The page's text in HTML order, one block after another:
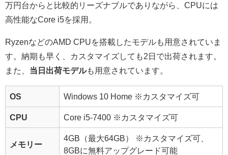
万円台からと比較的リーズナブルでありながら、CPUには
高性能なCore i5を採用。
RyzenなどのAMD CPUを搭載したモデルも用意されていま
す。納期も早く、カスタマイズしても2日で出荷されます。
また、 当日出荷モデルも用意されています。
OS Windows 10 Home ※カスタマイズ可
CPU Core i5-7400 ※カスタマイズ可
メモリー
4GB（最大64GB）
※カスタマイズ可、
8GBに無料アップグレード可能